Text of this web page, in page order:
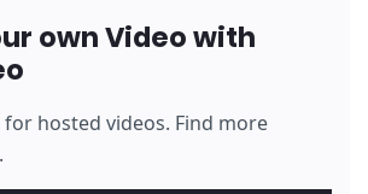
own Video with
for hosted videos. Find more
.